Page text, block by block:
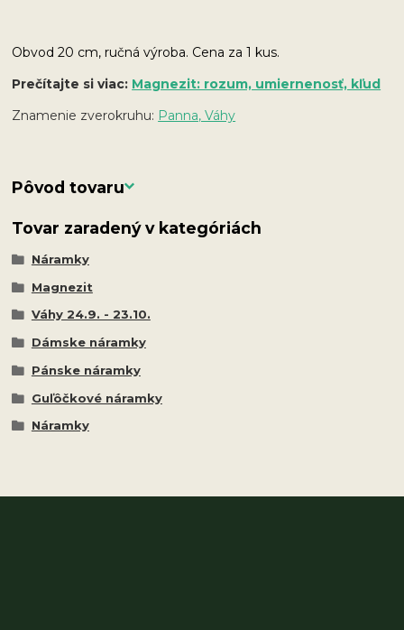
Obvod 20 cm, ručná výroba. Cena za 1 kus.
Prečítajte si viac: Magnezit: rozum, umiernenosť, kľud
Znamenie zverokruhu: Panna, Váhy
Pôvod tovaru
Tovar zaradený v kategóriách
Náramky
Magnezit
Váhy 24.9. - 23.10.
Dámske náramky
Pánske náramky
Guľôčkové náramky
Náramky